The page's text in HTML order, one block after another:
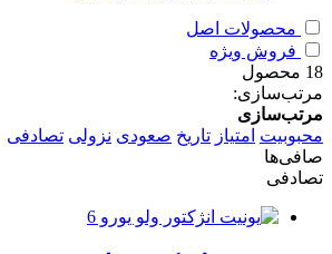
محصولات اصل
فروش ویژه
18 محصول
مرتب‌سازی:
مرتب‌سازی
محبوبیت امتیاز تاریخ صعودی نزولی تصادفی
صافی‌ها
تصادفی